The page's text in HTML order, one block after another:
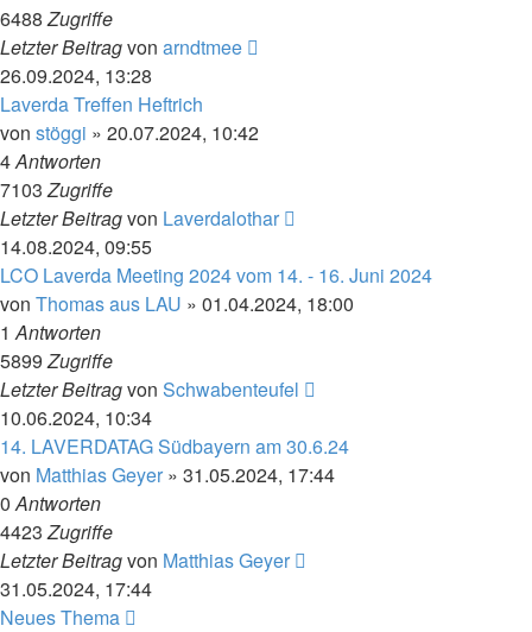
6488Zugriffe
Letzter Beitragvon arndtmee
26.09.2024, 13:28
Laverda Treffen Heftrich
von stöggi » 20.07.2024, 10:42
4Antworten
7103Zugriffe
Letzter Beitragvon Laverdalothar
14.08.2024, 09:55
LCO Laverda Meeting 2024 vom 14. - 16. Juni 2024
von Thomas aus LAU » 01.04.2024, 18:00
1Antworten
5899Zugriffe
Letzter Beitragvon Schwabenteufel
10.06.2024, 10:34
14. LAVERDATAG Südbayern am 30.6.24
von Matthias Geyer » 31.05.2024, 17:44
0Antworten
4423Zugriffe
Letzter Beitragvon Matthias Geyer
31.05.2024, 17:44
Neues Thema